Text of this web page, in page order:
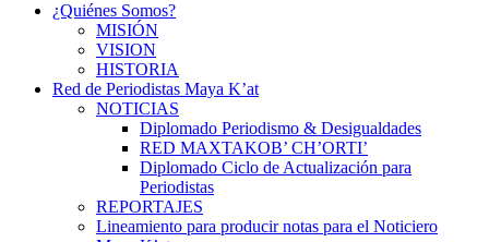
¿Quiénes Somos?
MISIÓN
VISION
HISTORIA
Red de Periodistas Maya K’at
NOTICIAS
Diplomado Periodismo & Desigualdades
RED MAXTAKOB’ CH’ORTI’
Diplomado Ciclo de Actualización para
Periodistas
REPORTAJES
Lineamiento para producir notas para el Noticiero